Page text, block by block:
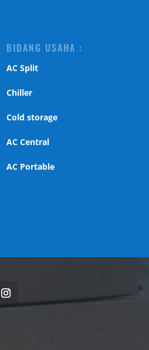
BIDANG USAHA :
AC Split
Chiller
Cold storage
AC Central
AC Portable